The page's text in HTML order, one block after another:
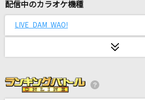
Reach Out To The Truth
しわあわせ
夏祭り
配信中のカラオケ機種
LIVE DAM WAO!